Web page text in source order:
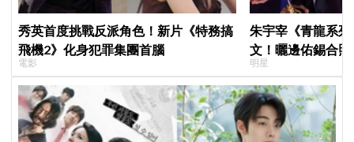
秀英首度挑戰反派角色！新片《特務搞
飛機2》化身犯罪集團首腦
電影
朱宇宰《青龍系
文！曬邊佑錫合
一起站上頒獎舞台
明星